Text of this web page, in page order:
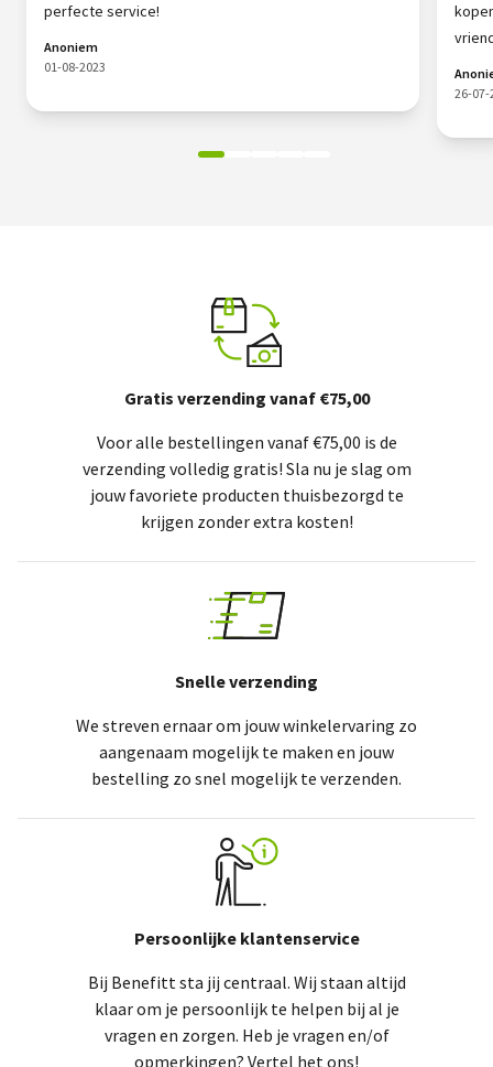
perfecte service!
Anoniem
01-08-2023
26-07-
Gratis verzending vanaf €75,00
Voor alle bestellingen vanaf €75,00 is de
verzending volledig gratis! Sla nu je slag om
jouw favoriete producten thuisbezorgd te
krijgen zonder extra kosten!
Snelle verzending
We streven ernaar om jouw winkelervaring zo
aangenaam mogelijk te maken en jouw
bestelling zo snel mogelijk te verzenden.
Persoonlijke klantenservice
Bij Benefitt sta jij centraal. Wij staan altijd
klaar om je persoonlijk te helpen bij al je
vragen en zorgen. Heb je vragen en/of
opmerkingen? Vertel het ons!